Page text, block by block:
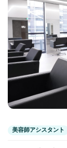
美容師アシスタント